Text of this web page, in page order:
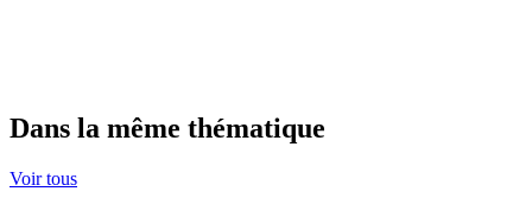
Dans la même thématique
Voir tous